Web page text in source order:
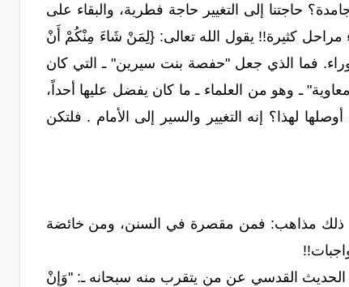
حاجتنا إلى التغيير حاجة فطرية، والبقاء على
مراحل كثيرة!! يقول الله تعالى: {لِمَنْ شَاءَ مِنْكُمْ أَنْ
أو الوراء. فما الذي جعل "حفصة بنت سيرين" ـ التي كان
ـ وهو من العلماء ـ ما كان يفضل عليها أحداً،
لهذا؟ إنه التغيير والسير إلى الأمام . فلتكن
في ذلك مذاهب: فمن مقصرة في السنن، ومن خائضة
القدسي عن من يتقرب منه سبحانه ـ: "وَإِنْ